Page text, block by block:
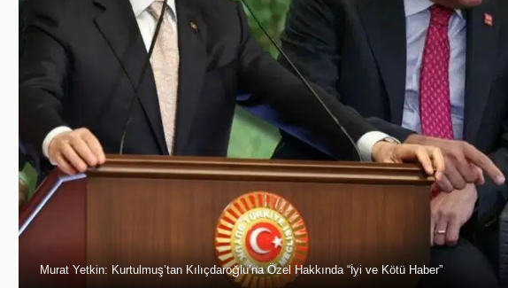
Murat Yetkin: Kurtulmuş’tan Kılıçdaroğlu’na Özel Hakkında “İyi ve Kötü Haber”